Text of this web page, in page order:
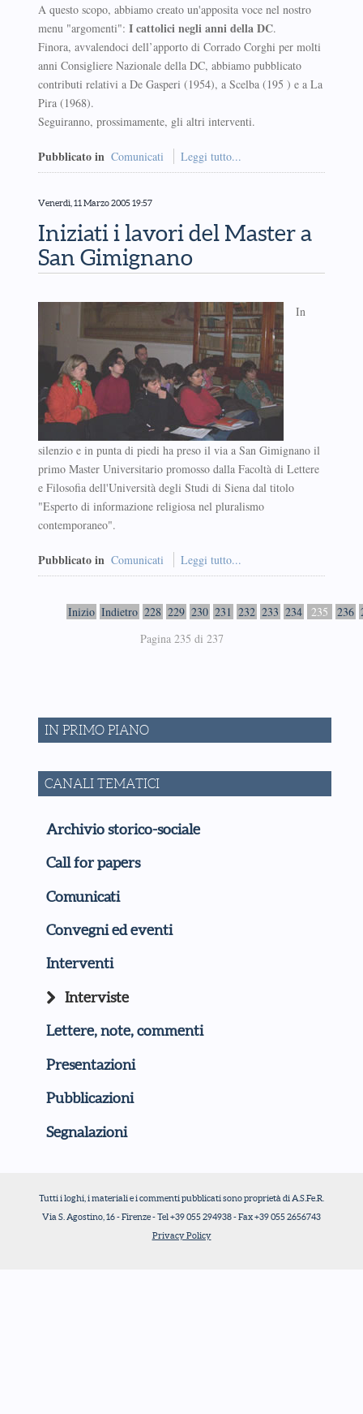
A questo scopo, abbiamo creato un'apposita voce nel nostro
menu "argomenti": I cattolici negli anni della DC.
Finora, avvalendoci dell’apporto di Corrado Corghi per molti
anni Consigliere Nazionale della DC, abbiamo pubblicato
contributi relativi a De Gasperi (1954), a Scelba (195 ) e a La
Pira (1968).
Seguiranno, prossimamente, gli altri interventi.
Pubblicato in Comunicati Leggi tutto...
Venerdì, 11 Marzo 2005 19:57
Iniziati i lavori del Master a
San Gimignano
In
silenzio e in punta di piedi ha preso il via a San Gimignano il
primo Master Universitario promosso dalla Facoltà di Lettere
e Filosofia dell'Università degli Studi di Siena dal titolo
"Esperto di informazione religiosa nel pluralismo
contemporaneo".
Pubblicato in Comunicati Leggi tutto...
Inizio Indietro 228 229 230 231 232 233 234 235 236
Pagina 235 di 237
IN PRIMO PIANO
CANALI TEMATICI
Archivio storico-sociale
Call for papers
Comunicati
Convegni ed eventi
Interventi
Interviste
Lettere, note, commenti
Presentazioni
Pubblicazioni
Segnalazioni
Tutti i loghi, i materiali e i commenti pubblicati sono proprietà di A.S.Fe.R.
Via S. Agostino, 16 - Firenze - Tel +39 055 294938 - Fax +39 055 2656743
Privacy Policy